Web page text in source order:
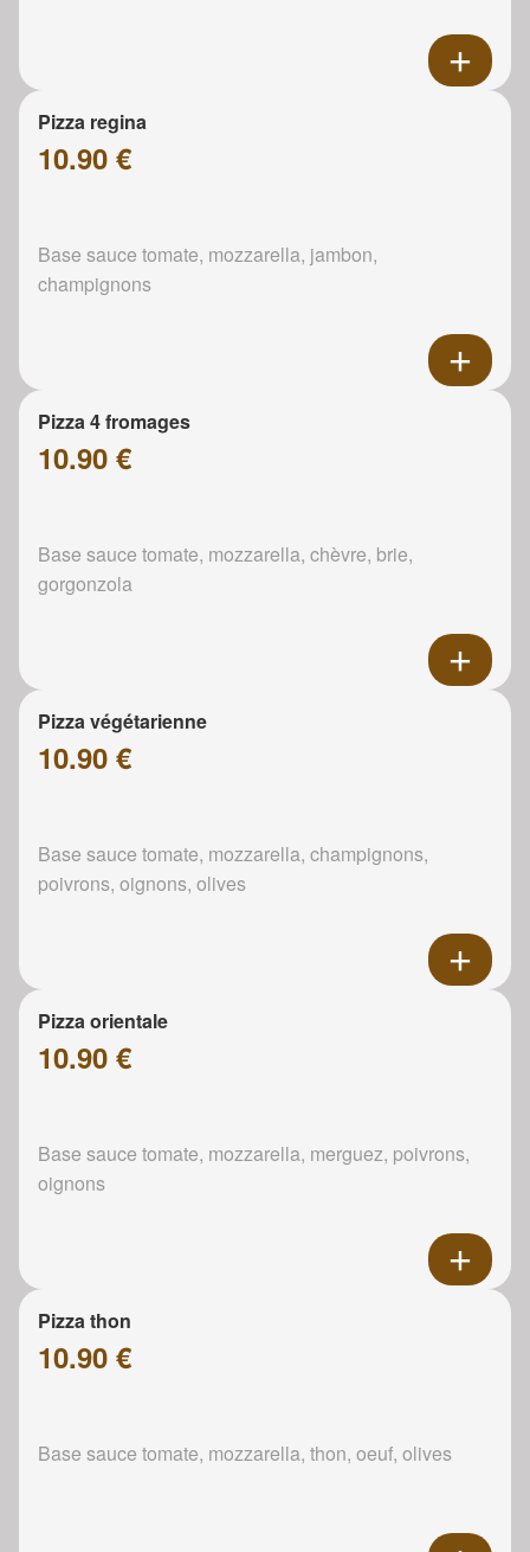
Pizza regina
10.90 €
Base sauce tomate, mozzarella, jambon,
champignons
Pizza 4 fromages
10.90 €
Base sauce tomate, mozzarella, chèvre, brie,
gorgonzola
Pizza végétarienne
10.90 €
Base sauce tomate, mozzarella, champignons,
poivrons, oignons, olives
Pizza orientale
10.90 €
Base sauce tomate, mozzarella, merguez, poivrons,
oignons
Pizza thon
10.90 €
Base sauce tomate, mozzarella, thon, oeuf, olives